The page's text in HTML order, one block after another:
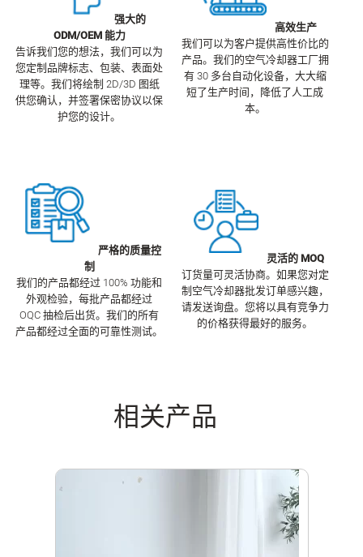
强大的
ODM/OEM 能力
告诉我们您的想法，我们可以为
您定制品牌标志、包装、表面处
理等。我们将绘制 2D/3D 图纸
供您确认，并签署保密协议以保
护您的设计。
高效生产
我们可以为客户提供高性价比的
产品。我们的空气冷却器工厂拥
有 30 多台自动化设备，大大缩
短了生产时间，降低了人工成
本。
严格的质量控
制
我们的产品都经过 100% 功能和
外观检验，每批产品都经过
OQC 抽检后出货。我们的所有
产品都经过全面的可靠性测试。
灵活的 MOQ
订货量可灵活协商。如果您对定
制空气冷却器批发订单感兴趣，
请发送询盘。您将以具有竞争力
的价格获得最好的服务。
相关产品